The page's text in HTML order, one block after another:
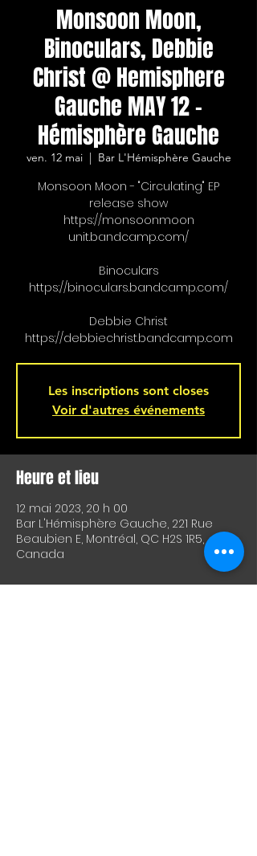
Monsoon Moon,
Binoculars, Debbie
Christ @ Hemisphere
Gauche MAY 12 -
Hémisphère Gauche
ven. 12 mai
  |
Bar L'Hémisphère Gauche
Monsoon Moon - "Circulating" EP
release show
https://monsoonmoon
unit.bandcamp.com/
Binoculars
https://binoculars.bandcamp.com/
Debbie Christ
https://debbiechrist.bandcamp.com
Les inscriptions sont closes
Voir d'autres événements
Heure et lieu
12 mai 2023, 20 h 00
Bar L'Hémisphère Gauche, 221 Rue
Beaubien E, Montréal, QC H2S 1R5,
Canada